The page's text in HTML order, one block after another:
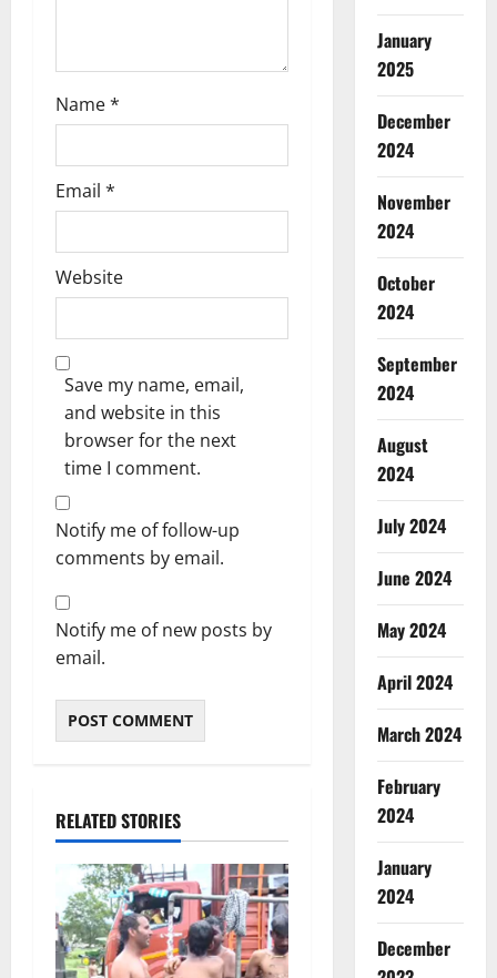
Name*
Email *
Website
Save my name, email,
and website in this
browser for the next
time I comment.
Notify me of follow-up
comments by email.
Notify me of new posts by
email.
RELATED STORIES
January
2025
December
2024
November
2024
October
2024
September
2024
August
2024
July 2024
June 2024
May 2024
April 2024
March 2024
February
2024
January
2024
December